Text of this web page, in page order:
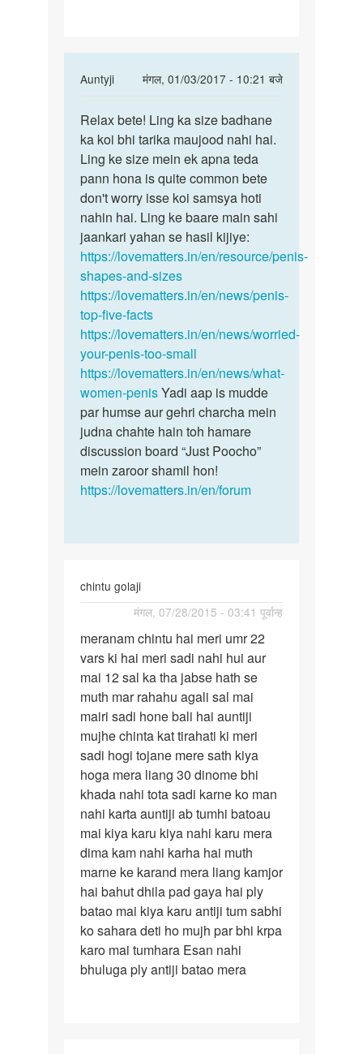
Auntyji
मंगल, 01/03/2017 - 10:21 बजे
In
to
mera
ling
4inch
ka
hai
mai
by
karan
sahu
Relax
bete!
Ling
ka
size
Relax bete! Ling ka size badhane
ka koi bhi tarika maujood nahi hai.
Ling ke size mein ek apna teda
pann hona is quite common bete
don't worry isse koi samsya hoti
nahin hai. Ling ke baare main sahi
jaankari yahan se hasil kijiye:
https://lovematters.in/en/resource/penis-
shapes-and-sizes
https://lovematters.in/en/news/penis-
top-five-facts
https://lovematters.in/en/news/worried-
your-penis-too-small
https://lovematters.in/en/news/what-
women-penisYadi aap is mudde
par humse aur gehri charcha mein
judna chahte hain toh hamare
discussion board “Just Poocho”
mein zaroor shamil hon!
https://lovematters.in/en/forum
chintu golaji
मंगल, 07/28/2015 - 03:41 पूर्वान्ह
chintu
hai
meri
umr
meranam chintu hai meri umr 22
vars ki hai meri sadi nahi hui aur
mai 12 sal ka tha jabse hath se
muth mar rahahu agali sal mai
mairi sadi hone bali hai auntiji
mujhe chinta kat tirahati ki meri
sadi hogi tojane mere sath kiya
hoga mera liang 30 dinome bhi
khada nahi tota sadi karne ko man
nahi karta auntiji ab tumhi batoau
mai kiya karu kiya nahi karu mera
dima kam nahi karha hai muth
marne ke karand mera liang kamjor
hai bahut dhila pad gaya hai ply
batao mai kiya karu antiji tum sabhi
ko sahara deti ho mujh par bhi krpa
karo mai tumhara Esan nahi
bhuluga ply antiji batao mera